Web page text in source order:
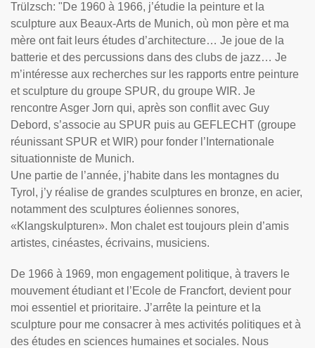
Trülzsch: "De 1960 à 1966, j’étudie la peinture et la
sculpture aux Beaux-Arts de Munich, où mon père et ma
mère ont fait leurs études d’architecture… Je joue de la
batterie et des percussions dans des clubs de jazz… Je
m’intéresse aux recherches sur les rapports entre peinture
et sculpture du groupe SPUR, du groupe WIR. Je
rencontre Asger Jorn qui, après son conflit avec Guy
Debord, s’associe au SPUR puis au GEFLECHT (groupe
réunissant SPUR et WIR) pour fonder l’Internationale
situationniste de Munich.
Une partie de l’année, j’habite dans les montagnes du
Tyrol, j’y réalise de grandes sculptures en bronze, en acier,
notamment des sculptures éoliennes sonores,
«Klangskulpturen». Mon chalet est toujours plein d’amis
artistes, cinéastes, écrivains, musiciens.
De 1966 à 1969, mon engagement politique, à travers le
mouvement étudiant et l’Ecole de Francfort, devient pour
moi essentiel et prioritaire. J’arrête la peinture et la
sculpture pour me consacrer à mes activités politiques et à
des études en sciences humaines et sociales. Nous